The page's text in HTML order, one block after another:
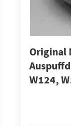
Original
W124,